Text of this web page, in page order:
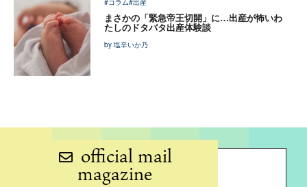
まさかの「緊急帝王切開」に…出産が怖いわ
たしのドタバタ出産体験談
by 塩辛いか乃
official mail
magazine